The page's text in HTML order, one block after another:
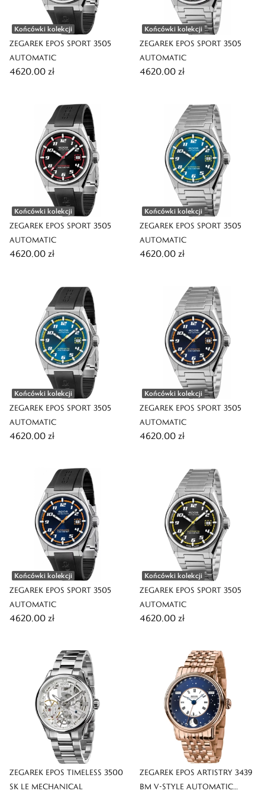
Końcówki kolekcji
ZEGAREK EPOS SPORT 3505
AUTOMATIC
4620,00 zł
Końcówki kolekcji
ZEGAREK EPOS SPORT 3505
AUTOMATIC
4620,00 zł
Końcówki kolekcji
ZEGAREK EPOS SPORT 3505
AUTOMATIC
4620,00 zł
Końcówki kolekcji
ZEGAREK EPOS SPORT 3505
AUTOMATIC
4620,00 zł
Końcówki kolekcji
ZEGAREK EPOS SPORT 3505
AUTOMATIC
4620,00 zł
Końcówki kolekcji
ZEGAREK EPOS SPORT 3505
AUTOMATIC
4620,00 zł
Końcówki kolekcji
ZEGAREK EPOS SPORT 3505
AUTOMATIC
4620,00 zł
Końcówki kolekcji
ZEGAREK EPOS SPORT 3505
AUTOMATIC
4620,00 zł
ZEGAREK EPOS TIMELESS 3500
SK LE MECHANICAL
ZEGAREK EPOS ARTISTRY 3439
BM V-STYLE AUTOMATIC